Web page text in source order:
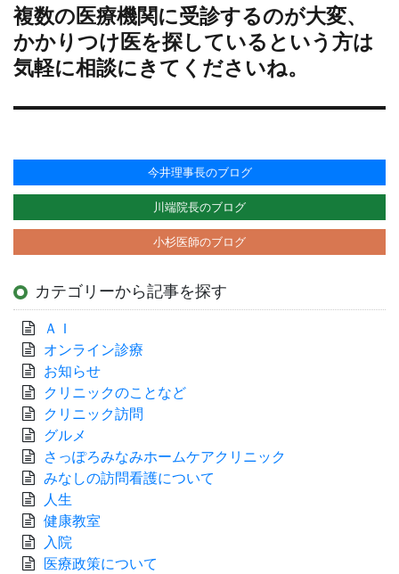
ョ
ン
次
の
投
稿:
複数の医療機関に受診するのが大変、
かかりつけ医を探しているという方は
気軽に相談にきてくださいね。
今井理事長のブログ
川端院長のブログ
小杉医師のブログ
カテゴリーから記事を探す
ＡＩ
オンライン診療
お知らせ
クリニックのことなど
クリニック訪問
グルメ
さっぽろみなみホームケアクリニック
みなしの訪問看護について
人生
健康教室
入院
医療政策について